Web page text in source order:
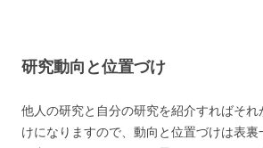
研究動向と位置づけ
他人の研究と自分の研究を紹介すればそ
けになりますので、動向と位置づけは表